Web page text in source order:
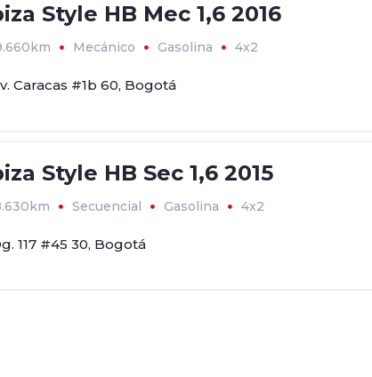
Style HB Mec 1,6 2016
Mecánico Gasolina
4x2
Caracas #1b 60, Bogotá
Style HB Sec 1,6 2015
Secuencial Gasolina
4x2
117 #45 30, Bogotá